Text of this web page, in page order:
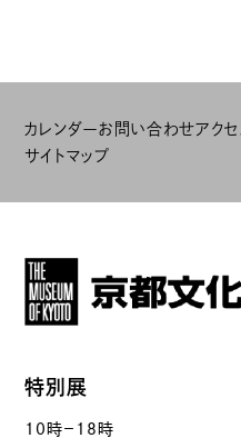
カレンダーお問い合わせアクセ
サイトマップ
特別展
10時－18時